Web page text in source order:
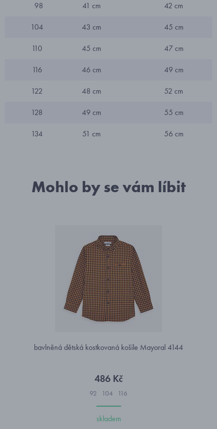
98 41 cm 42 cm
104 43 cm 45 cm
110 45 cm 47 cm
116 46 cm 49 cm
122 48 cm 52 cm
128 49 cm 55 cm
134 51 cm 56 cm
Mohlo by se vám líbit
bavlněná dětská kostkovaná košile Mayoral 4144
486 Kč
92 104 116
skladem